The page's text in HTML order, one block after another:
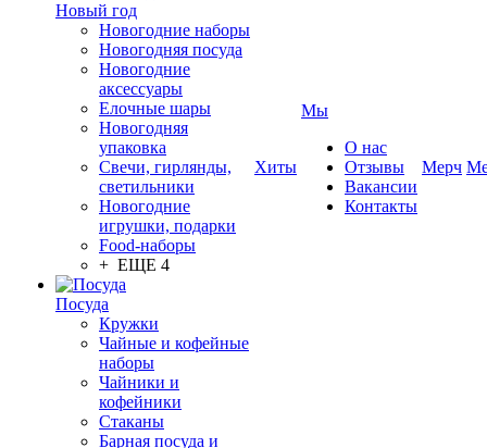
Новый год
Новогодние наборы
Новогодняя посуда
Новогодние
аксессуары
Елочные шары
Новогодняя
упаковка
Свечи, гирлянды,
светильники
Новогодние
игрушки, подарки
Food-наборы
+ ЕЩЕ 4
Посуда
Кружки
Чайные и кофейные
наборы
Чайники и
кофейники
Стаканы
Барная посуда и
Хиты
Мы
О нас
Отзывы
Вакансии
Контакты
Мерч